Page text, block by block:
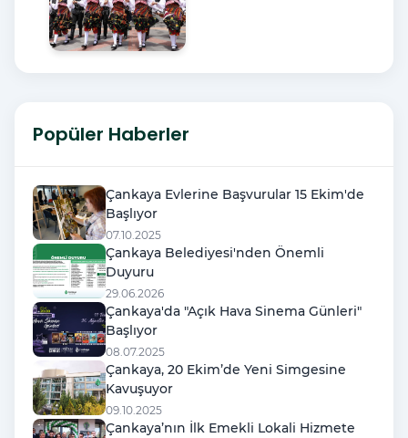
Popüler Haberler
Çankaya Evlerine Başvurular 15 Ekim'de
Başlıyor
07.10.2025
Çankaya Belediyesi'nden Önemli
Duyuru
29.06.2026
Çankaya'da "Açık Hava Sinema Günleri"
Başlıyor
08.07.2025
Çankaya, 20 Ekim’de Yeni Simgesine
Kavuşuyor
09.10.2025
Çankaya’nın İlk Emekli Lokali Hizmete